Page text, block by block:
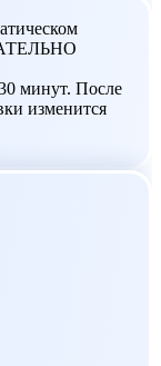
минут. После
изменится